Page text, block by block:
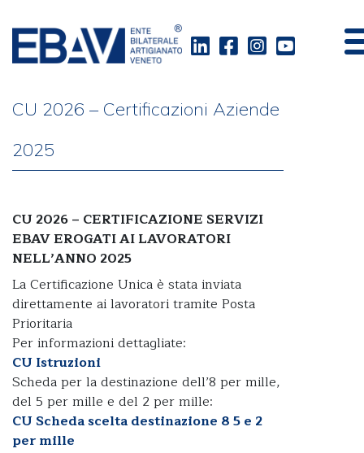
Homepage > Variazioni
CU 2026 – Certificazioni Aziende
2025
CU 2026 – CERTIFICAZIONE SERVIZI
EBAV EROGATI AI LAVORATORI
NELL’ANNO 2025
La Certificazione Unica è stata inviata
direttamente ai lavoratori tramite Posta
Prioritaria
Per informazioni dettagliate:
CU Istruzioni
Scheda per la destinazione dell’8 per mille,
del 5 per mille e del 2 per mille:
CU Scheda scelta destinazione 8 5 e 2
per mille